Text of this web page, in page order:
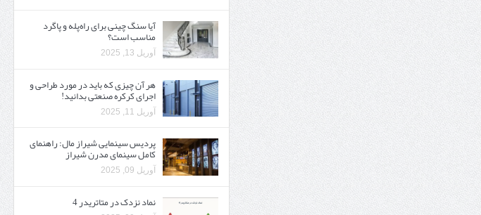
آیا سنگ چینی برای راه‌پله و پاگرد
مناسب است؟
آوریل 13, 2025
هر آن چیزی که باید در مورد طراحی و
اجرای کرکره صنعتی بدانید!
آوریل 11, 2025
پردیس سینمایی شیراز مال: راهنمای
کامل سینمای مدرن شیراز
آوریل 09, 2025
نماد نزدک در متاتریدر 4